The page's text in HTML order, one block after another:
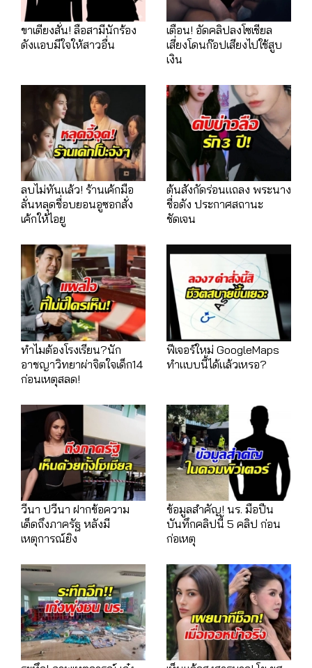
ขาเตียงสั่น! ลือสามีนักร้อง
ดังแอบมีใจให้สาวอื่น
เตือน! อัดคลิปลงโซเชียล
เสี่ยงโดนก๊อปเสียงไปใช้สูบ
เงิน
ลบไม่ทันแล้ว! ร้านเค้กมือ
ลั่นหลุดชื่อบยอนอูซอกสั่ง
เค้กให้ไอยู
ต้นสังกัดร่อนแถลง พระนาง
ชื่อดัง ประกาศสถานะ
ชัดเจน
ทำไมต้องโรงเรียน?นัก
อาชญาวิทยาผ่าจิตใจเด็ก14
ก่อนเหตุสลด!
ฟีเจอร์ใหม่ GoogleMaps
ทำแบบนี้ได้แล้วเหรอ?
วีนา ปวีนา ฝากข้อความ
เด็ดถึงภาครัฐ หลังมี
เหตุการณ์ยิง
ข้อมูลสำคัญ! นร. มือปืน
บันทึกคลิปนี้ 5 คลิป ก่อน
ก่อเหตุ